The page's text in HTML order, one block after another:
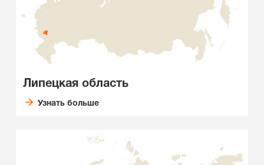
Липецкая область
Узнать больше